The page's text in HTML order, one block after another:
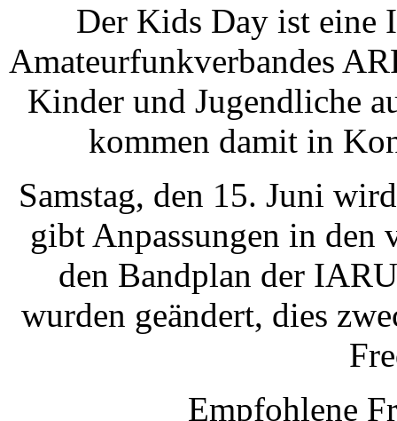
Der Kids Day ist eine
Amateurfunkverbandes
Kinder und Jugendliche
kommen damit in
Samstag, den 15. Juni
gibt Anpassungen in den
den Bandplan der
wurden geändert, dies
Empfohlene